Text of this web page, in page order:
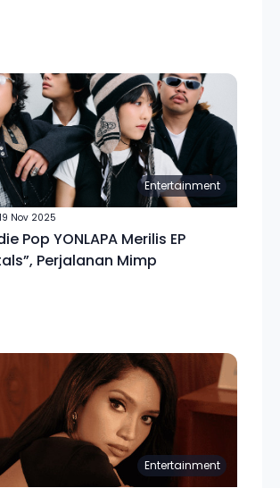
Entertainment
19 Nov 2025
Pop YONLAPA Merilis EP
Perjalanan Mimp
Entertainment